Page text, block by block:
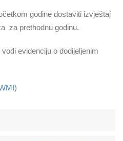
godine dostaviti izvještaj
za prethodnu godinu.
evidenciju o dodijeljenim